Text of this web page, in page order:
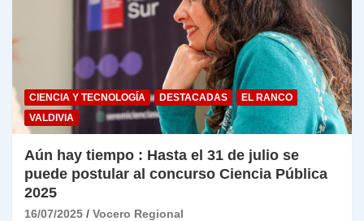
CIENCIA Y TECNOLOGÍA DESTACADAS
EL RANCO
VALDIVIA
Aún hay tiempo : Hasta el 31 de julio se
puede postular al concurso Ciencia Pública
2025
16/07/2025 Vocero Regional